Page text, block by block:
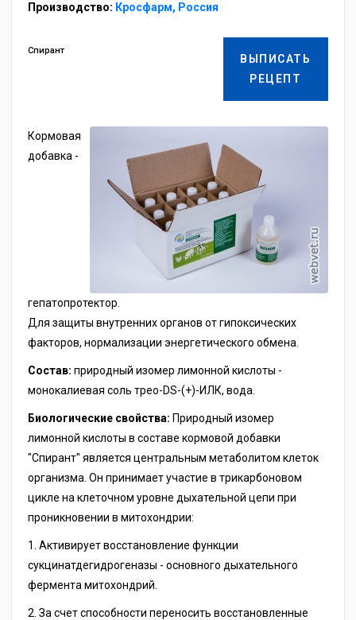
Производство: Кросфарм, Россия
ВЫПИСАТЬ
РЕЦЕПТ
Спирант
Кормовая
добавка -
гепатопротектор.
Для защиты внутренних органов от гипоксических
факторов, нормализации энергетического обмена.
Состав: природный изомер лимонной кислоты -
монокалиевая соль трео-DS-(+)-ИЛК, вода.
Биологические свойства: Природный изомер
лимонной кислоты в составе кормовой добавки
"Спирант" является центральным метаболитом клеток
организма. Он принимает участие в трикарбоновом
цикле на клеточном уровне дыхательной цепи при
проникновении в митохондрии:
1. Активирует восстановление функции
сукцинатдегидрогеназы - основного дыхательного
фермента митохондрий.
2. За счет способности переносить восстановленные